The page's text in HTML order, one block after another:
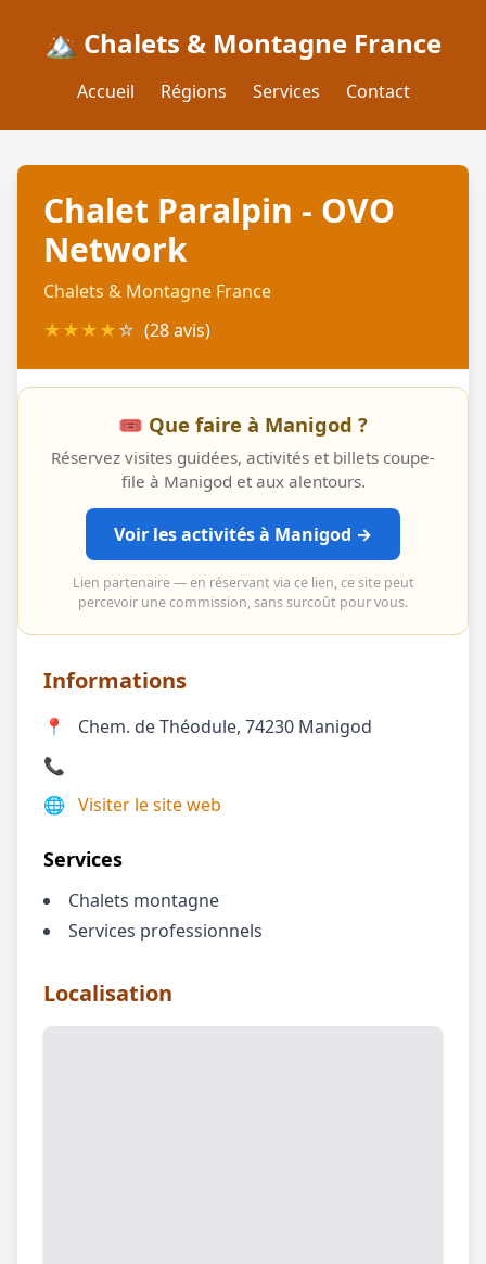
🏔️ Chalets & Montagne France
Accueil Régions Services Contact
Chalet Paralpin - OVO
Network
Chalets & Montagne France
★★★★☆ (28 avis)
🎟️ Que faire à Manigod ?
Réservez visites guidées, activités et billets coupe-
file à Manigod et aux alentours.
Voir les activités à Manigod →
Lien partenaire — en réservant via ce lien, ce site peut
percevoir une commission, sans surcoût pour vous.
Informations
📍
Chem. de Théodule, 74230 Manigod
📞
🌐 Visiter le site web
Services
Chalets montagne
Services professionnels
Localisation